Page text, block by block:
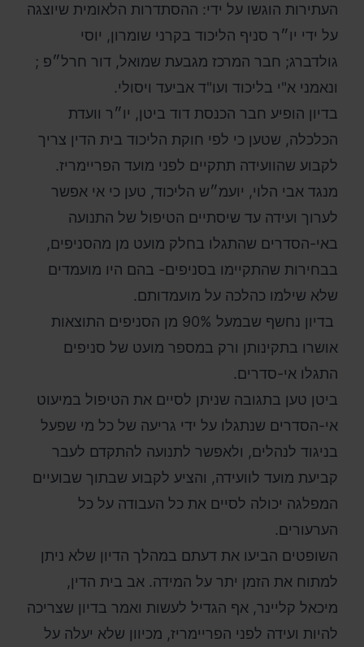
העתירות הוגשו על ידי: ההסתדרות הלאומית שיוצגה
על ידי יו״ר סניף הליכוד בקרני שומרון, יוסי
גולדברג; חבר המרכז מגבעת שמואל, דור חרל״פ ;
ונאמני א"י בליכוד ועו"ד אביעד ויסולי.
בדיון הופיע חבר הכנסת דוד ביטן, יו״ר וועדת
הכלכלה, שטען כי לפי חוקת הליכוד בית הדין צריך
לקבוע שהוועידה תתקיים לפני מועד הפריימריז.
‏מנגד אבי הלוי, יועמ״ש הליכוד, טען כי אי אפשר
לערוך ועידה עד שיסתיים הטיפול של התנועה
באי-הסדרים שהתגלו בחלק מועט מן מהסניפים,
בבחירות שהתקיימו בסניפים- בהם היו מועמדים
שלא שילמו כהלכה על מועמדותם.
בדיון נחשף שבמעל 90% מן הסניפים התוצאות
אושרו בתקינותן ורק במספר מועט של סניפים
התגלו אי-סדרים.
‏ביטן טען בתגובה שניתן לסיים את ‏הטיפול במיעוט
אי-הסדרים שנתגלו על ידי גריעה של כל מי שפעל
בניגוד לנהלים, ולאפשר לתנועה להתקדם לעבר
קביעת מועד לוועידה, והציע לקבוע שבתוך שבועיים
המפלגה יכולה לסיים את כל העבודה על כל
הערעורים.
‏השופטים הביעו את דעתם במהלך הדיון שלא ניתן
למתוח את הזמן יתר על המידה. אב בית הדין,
מיכאל קליינר, אף הגדיל לעשות ואמר בדיון שצריכה
להיות ועידה לפני הפריימריז, מכיוון שלא יעלה על